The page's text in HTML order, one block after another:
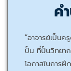
ค
“อาจารย์เป็น
ปั้น ที่ปั้นวิทยาก
โอกาสในการ